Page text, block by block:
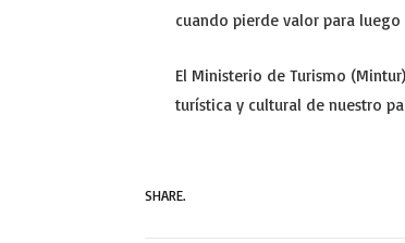
cuando pierde valor para
El Ministerio de Turismo
turística y cultural de nuestro
SHARE.